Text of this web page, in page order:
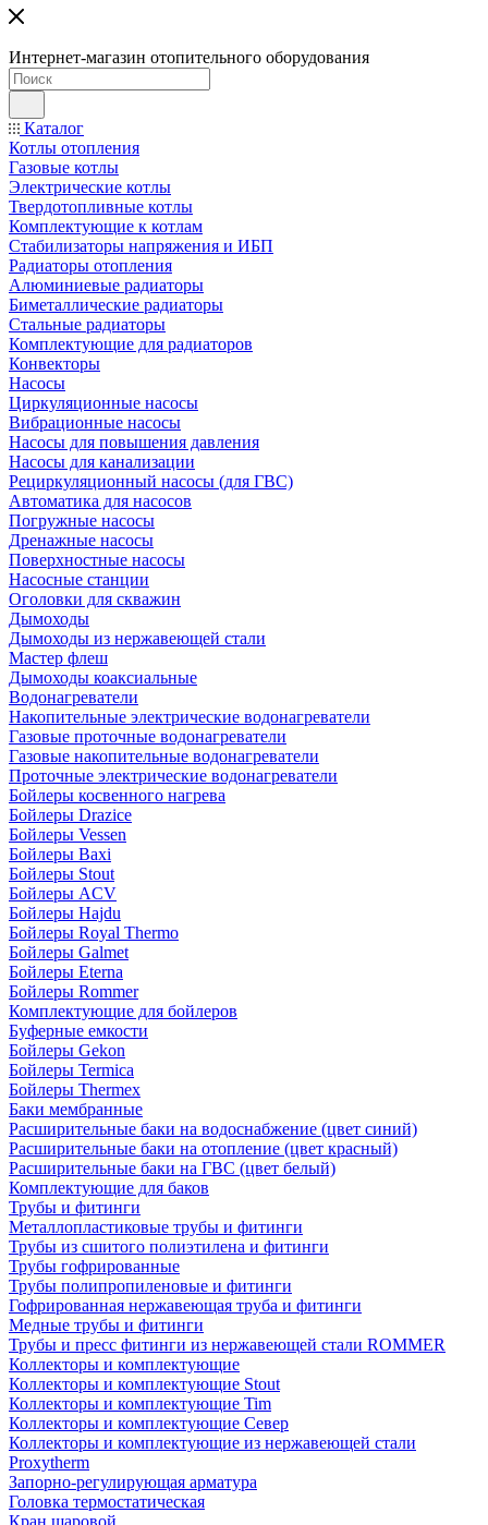
Интернет-магазин отопительного оборудования
Каталог
Котлы отопления
Газовые котлы
Электрические котлы
Твердотопливные котлы
Комплектующие к котлам
Стабилизаторы напряжения и ИБП
Радиаторы отопления
Алюминиевые радиаторы
Биметаллические радиаторы
Стальные радиаторы
Комплектующие для радиаторов
Конвекторы
Насосы
Циркуляционные насосы
Вибрационные насосы
Насосы для повышения давления
Насосы для канализации
Рециркуляционный насосы (для ГВС)
Автоматика для насосов
Погружные насосы
Дренажные насосы
Поверхностные насосы
Насосные станции
Оголовки для скважин
Дымоходы
Дымоходы из нержавеющей стали
Мастер флеш
Дымоходы коаксиальные
Водонагреватели
Накопительные электрические водонагреватели
Газовые проточные водонагреватели
Газовые накопительные водонагреватели
Проточные электрические водонагреватели
Бойлеры косвенного нагрева
Бойлеры Drazice
Бойлеры Vessen
Бойлеры Baxi
Бойлеры Stout
Бойлеры ACV
Бойлеры Hajdu
Бойлеры Royal Thermo
Бойлеры Galmet
Бойлеры Eterna
Бойлеры Rommer
Комплектующие для бойлеров
Буферные емкости
Бойлеры Gekon
Бойлеры Termica
Бойлеры Thermex
Баки мембранные
Расширительные баки на водоснабжение (цвет синий)
Расширительные баки на отопление (цвет красный)
Расширительные баки на ГВС (цвет белый)
Комплектующие для баков
Трубы и фитинги
Металлопластиковые трубы и фитинги
Трубы из сшитого полиэтилена и фитинги
Трубы гофрированные
Трубы полипропиленовые и фитинги
Гофрированная нержавеющая труба и фитинги
Медные трубы и фитинги
Трубы и пресс фитинги из нержавеющей стали ROMMER
Коллекторы и комплектующие
Коллекторы и комплектующие Stout
Коллекторы и комплектующие Tim
Коллекторы и комплектующие Север
Коллекторы и комплектующие из нержавеющей стали
Proxytherm
Запорно-регулирующая арматура
Головка термостатическая
Кран шаровой